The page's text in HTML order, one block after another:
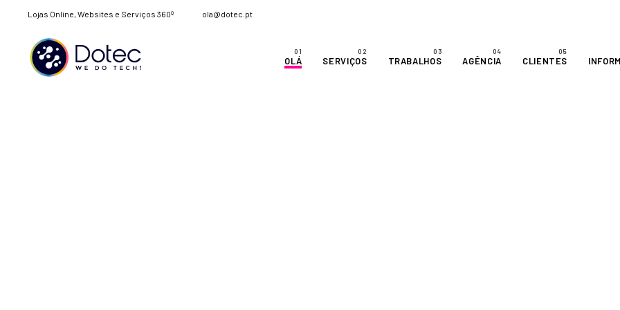
Lojas Online, Websites e Serviços 360º ola@dotec.pt
OLÁ SERVIÇOS TRABALHOS AGÊNCIA CLIENTES